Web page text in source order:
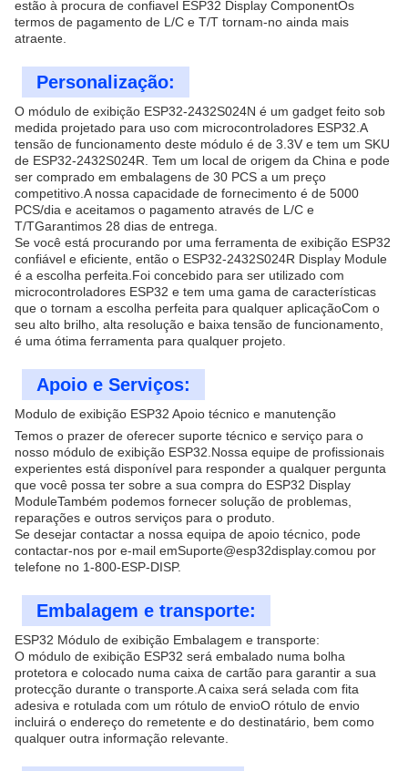
estão à procura de confiavel ESP32 Display ComponentOs
termos de pagamento de L/C e T/T tornam-no ainda mais
atraente.
Personalização:
O módulo de exibição ESP32-2432S024N é um gadget feito sob
medida projetado para uso com microcontroladores ESP32.A
tensão de funcionamento deste módulo é de 3.3V e tem um SKU
de ESP32-2432S024R. Tem um local de origem da China e pode
ser comprado em embalagens de 30 PCS a um preço
competitivo.A nossa capacidade de fornecimento é de 5000
PCS/dia e aceitamos o pagamento através de L/C e
T/TGarantimos 28 dias de entrega.
Se você está procurando por uma ferramenta de exibição ESP32
confiável e eficiente, então o ESP32-2432S024R Display Module
é a escolha perfeita.Foi concebido para ser utilizado com
microcontroladores ESP32 e tem uma gama de características
que o tornam a escolha perfeita para qualquer aplicaçãoCom o
seu alto brilho, alta resolução e baixa tensão de funcionamento,
é uma ótima ferramenta para qualquer projeto.
Apoio e Serviços:
Modulo de exibição ESP32 Apoio técnico e manutenção
Temos o prazer de oferecer suporte técnico e serviço para o
nosso módulo de exibição ESP32.Nossa equipe de profissionais
experientes está disponível para responder a qualquer pergunta
que você possa ter sobre a sua compra do ESP32 Display
ModuleTambém podemos fornecer solução de problemas,
reparações e outros serviços para o produto.
Se desejar contactar a nossa equipa de apoio técnico, pode
contactar-nos por e-mail emSuporte@esp32display.comou por
telefone no 1-800-ESP-DISP.
Embalagem e transporte:
ESP32 Módulo de exibição Embalagem e transporte:
O módulo de exibição ESP32 será embalado numa bolha
protetora e colocado numa caixa de cartão para garantir a sua
protecção durante o transporte.A caixa será selada com fita
adesiva e rotulada com um rótulo de envioO rótulo de envio
incluirá o endereço do remetente e do destinatário, bem como
qualquer outra informação relevante.